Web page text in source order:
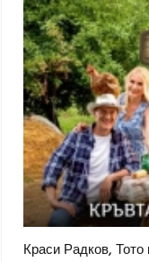
Краси Радков,